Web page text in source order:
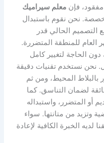
مفقود، فإنمعلم سيراميك
نحن نقوم باستبدال
التصميم الحالي قدر
العام للمنطقة المتضررة.
الحاجة لتغيير كامل
نحن نستخدم تقنيات دقيقة
بالبلاط المحيط، ومن ثم
لضمان التناسق. كما
أو المتضرر، واستبداله
وتزيد من متانتها. سواء
لديه الخبرة الكافية لإعادة